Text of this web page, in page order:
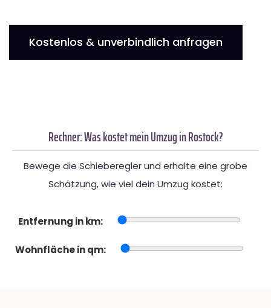
Kostenlos & unverbindlich anfragen
Rechner: Was kostet mein Umzug in Rostock?
Bewege die Schieberegler und erhalte eine grobe
Schätzung, wie viel dein Umzug kostet:
Entfernung in km:
Wohnfläche in qm: